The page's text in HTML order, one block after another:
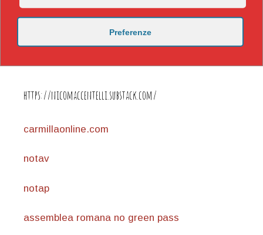
https://nicomaccentelli.substack.com/
carmillaonline.com
notav
notap
assemblea romana no green pass
Preferenze